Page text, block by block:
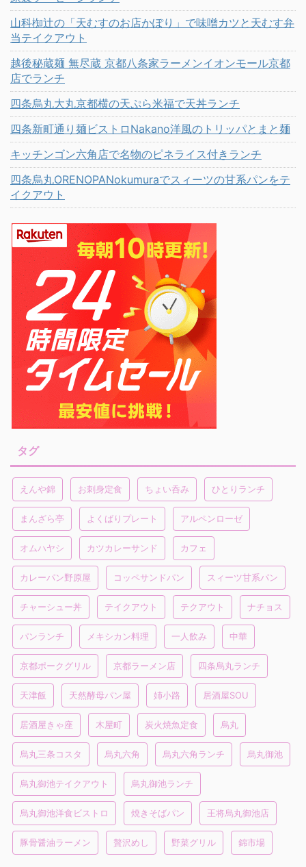
山科椥辻の「天むすのお店かぽり」で味噌カツと天むす弁
当テイクアウト
越後秘蔵麺 無尽蔵 京都八条家ラーメンイオンモール京都
店でランチ
四条烏丸大丸京都横の天ぷら米福で天丼ランチ
四条新町通り麺ビストロNakano洋風のトリッパとまと麺
キッチンゴン六角店で名物のピネライス付きランチ
四条烏丸ORENOPANokumuraでスィーツの甘系パンをテ
イクアウト
タグ
えんや錦 お刺身定食 ちょい呑み ひとりランチ
まんざら亭 よくばりプレート アルペンローゼ
オムハヤシ カツカレーサンド カフェ
カレーパン野原屋 コッペサンドパン スィーツ甘系パン
チャーシュー丼 テイクアウト テクアウト ナチョス
パンランチ メキシカン料理 一人飲み 中華
京都ポークグリル 京都ラーメン店 四条烏丸ランチ
天津飯 天然酵母パン屋 姉小路 居酒屋SOU
居酒屋きゃ座 木屋町 炭火焼魚定食 烏丸
烏丸三条コスタ 烏丸六角 烏丸六角ランチ 烏丸御池
烏丸御池テイクアウト 烏丸御池ランチ
烏丸御池洋食ビストロ 焼きそばパン 王将烏丸御池店
豚骨醤油ラーメン 贅沢めし 野菜グリル 錦市場